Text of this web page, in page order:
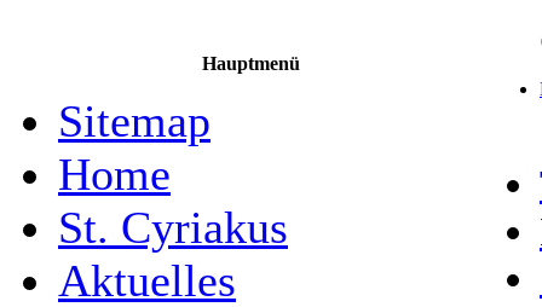
Hauptmenü
Sitemap
Home
St. Cyriakus
Aktuelles